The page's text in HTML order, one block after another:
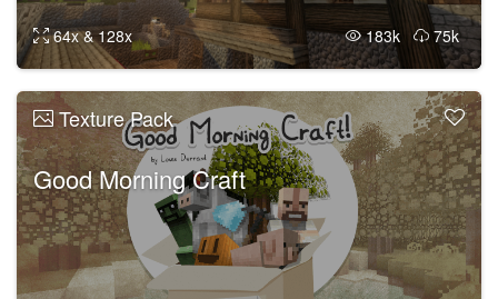
64x & 128x 183k 75k
Texture Pack
Good Morning Craft